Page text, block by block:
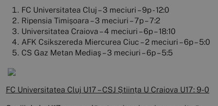
FC Universitatea Cluj – 3 meciuri – 9p - 12:0
Ripensia Timișoara – 3 meciuri – 7p – 7:2
Universitatea Craiova – 4 meciuri – 6p – 18:10
AFK Csikszereda Miercurea Ciuc – 2 meciuri – 6p – 5:0
CS Gaz Metan Mediaş – 3 meciuri – 6p – 5:5
FC Universitatea Cluj U17 – CSJ Știința U Craiova U17: 9-0